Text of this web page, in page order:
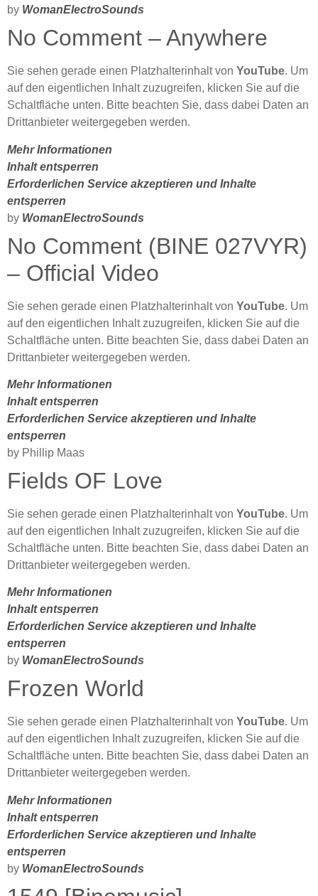
by WomanElectroSounds
No Comment – Anywhere
Sie sehen gerade einen Platzhalterinhalt von YouTube. Um
auf den eigentlichen Inhalt zuzugreifen, klicken Sie auf die
Schaltfläche unten. Bitte beachten Sie, dass dabei Daten an
Drittanbieter weitergegeben werden.
Mehr Informationen
Inhalt entsperren
Erforderlichen Service akzeptieren und Inhalte
entsperren
by WomanElectroSounds
No Comment (BINE 027VYR)
– Official Video
Sie sehen gerade einen Platzhalterinhalt von YouTube. Um
auf den eigentlichen Inhalt zuzugreifen, klicken Sie auf die
Schaltfläche unten. Bitte beachten Sie, dass dabei Daten an
Drittanbieter weitergegeben werden.
Mehr Informationen
Inhalt entsperren
Erforderlichen Service akzeptieren und Inhalte
entsperren
by Phillip Maas
Fields OF Love
Sie sehen gerade einen Platzhalterinhalt von YouTube. Um
auf den eigentlichen Inhalt zuzugreifen, klicken Sie auf die
Schaltfläche unten. Bitte beachten Sie, dass dabei Daten an
Drittanbieter weitergegeben werden.
Mehr Informationen
Inhalt entsperren
Erforderlichen Service akzeptieren und Inhalte
entsperren
by WomanElectroSounds
Frozen World
Sie sehen gerade einen Platzhalterinhalt von YouTube. Um
auf den eigentlichen Inhalt zuzugreifen, klicken Sie auf die
Schaltfläche unten. Bitte beachten Sie, dass dabei Daten an
Drittanbieter weitergegeben werden.
Mehr Informationen
Inhalt entsperren
Erforderlichen Service akzeptieren und Inhalte
entsperren
by WomanElectroSounds